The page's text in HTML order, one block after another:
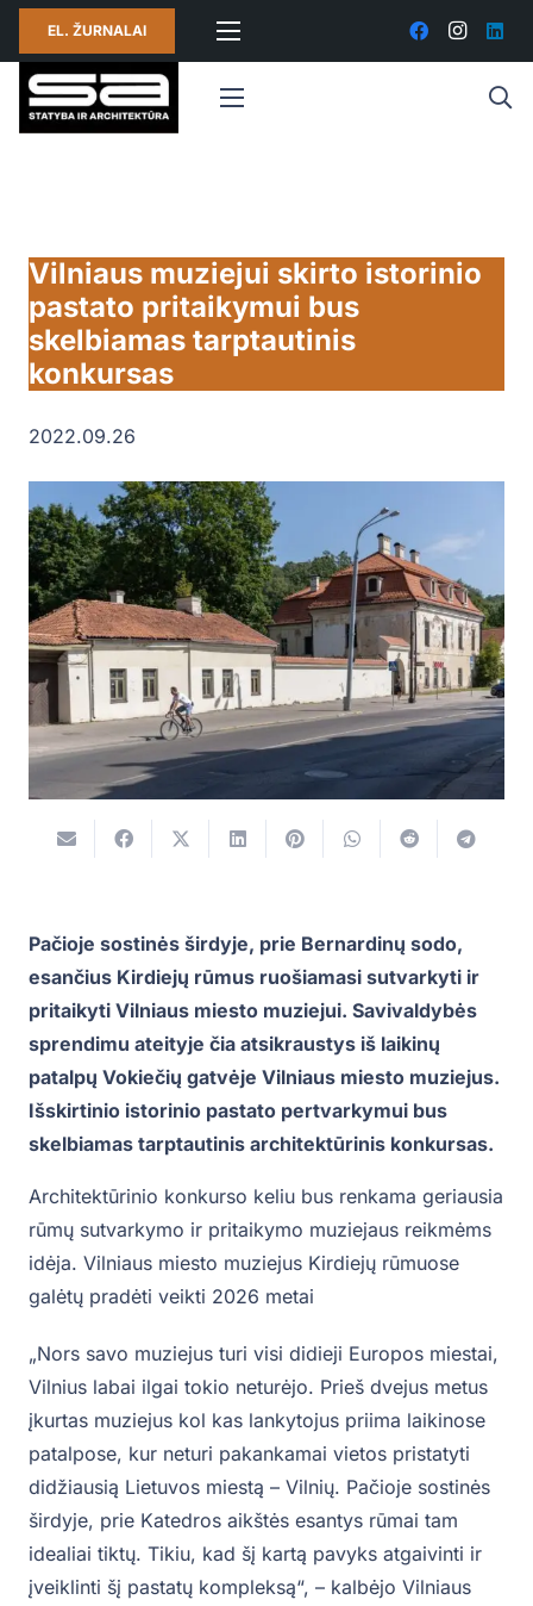
EL. ŽURNALAI
Vilniaus muziejui skirto istorinio
pastato pritaikymui bus
skelbiamas tarptautinis
konkursas
2022.09.26
Pačioje sostinės širdyje, prie Bernardinų sodo,
esančius Kirdiejų rūmus ruošiamasi sutvarkyti ir
pritaikyti Vilniaus miesto muziejui. Savivaldybės
sprendimu ateityje čia atsikraustys iš laikinų
patalpų Vokiečių gatvėje Vilniaus miesto muziejus.
Išskirtinio istorinio pastato pertvarkymui bus
skelbiamas tarptautinis architektūrinis konkursas.
Architektūrinio konkurso keliu bus renkama geriausia
rūmų sutvarkymo ir pritaikymo muziejaus reikmėms
idėja. Vilniaus miesto muziejus Kirdiejų rūmuose
galėtų pradėti veikti 2026 metai
„Nors savo muziejus turi visi didieji Europos miestai,
Vilnius labai ilgai tokio neturėjo. Prieš dvejus metus
įkurtas muziejus kol kas lankytojus priima laikinose
patalpose, kur neturi pakankamai vietos pristatyti
didžiausią Lietuvos miestą – Vilnių. Pačioje sostinės
širdyje, prie Katedros aikštės esantys rūmai tam
idealiai tiktų. Tikiu, kad šį kartą pavyks atgaivinti ir
įveiklinti šį pastatų kompleksą“, – kalbėjo Vilniaus